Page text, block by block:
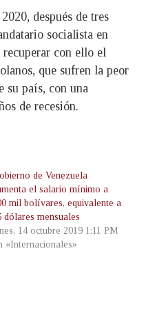
después de tres
socialista en
con ello el
que sufren la peor
su país, con una
de recesión.
de Venezuela
el salario mínimo a
mil bolívares, equivalente a
dólares mensuales
14 octubre 2019 1:11 PM
«Internacionales»